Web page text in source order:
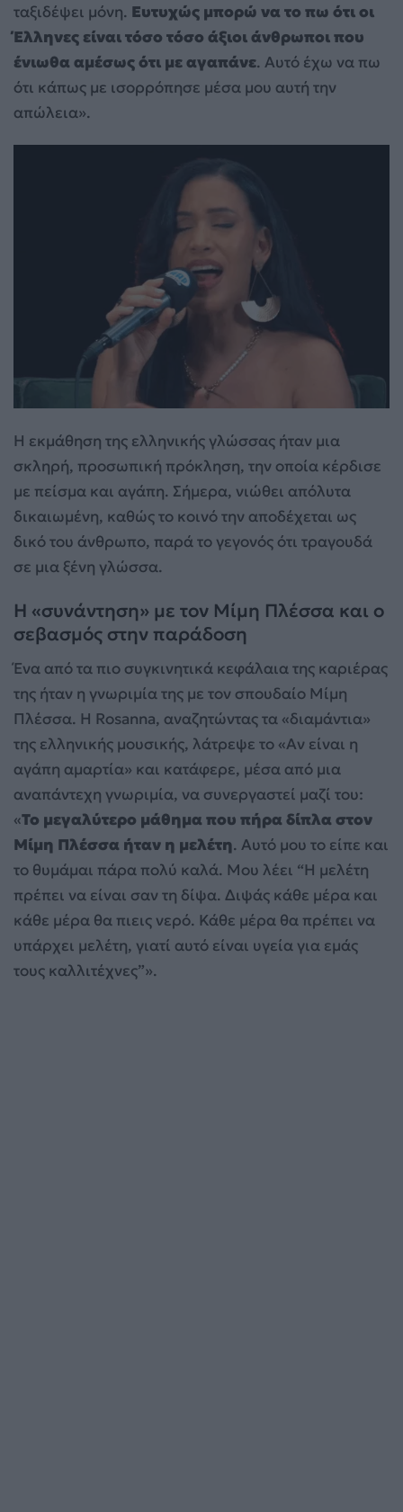
ταξιδέψει μόνη. Ευτυχώς μπορώ να το πω ότι οι
Έλληνες είναι τόσο τόσο άξιοι άνθρωποι που
ένιωθα αμέσως ότι με αγαπάνε. Αυτό έχω να πω
ότι κάπως με ισορρόπησε μέσα μου αυτή την
απώλεια».
Η εκμάθηση της ελληνικής γλώσσας ήταν μια
σκληρή, προσωπική πρόκληση, την οποία κέρδισε
με πείσμα και αγάπη. Σήμερα, νιώθει απόλυτα
δικαιωμένη, καθώς το κοινό την αποδέχεται ως
δικό του άνθρωπο, παρά το γεγονός ότι τραγουδά
σε μια ξένη γλώσσα.
Η «συνάντηση» με τον Μίμη Πλέσσα και ο
σεβασμός στην παράδοση
Ένα από τα πιο συγκινητικά κεφάλαια της καριέρας
της ήταν η γνωριμία της με τον σπουδαίο Μίμη
Πλέσσα. Η Rosanna, αναζητώντας τα «διαμάντια»
της ελληνικής μουσικής, λάτρεψε το «Αν είναι η
αγάπη αμαρτία» και κατάφερε, μέσα από μια
αναπάντεχη γνωριμία, να συνεργαστεί μαζί του:
«Το μεγαλύτερο μάθημα που πήρα δίπλα στον
Μίμη Πλέσσα ήταν η μελέτη. Αυτό μου το είπε και
το θυμάμαι πάρα πολύ καλά. Μου λέει “Η μελέτη
πρέπει να είναι σαν τη δίψα. Διψάς κάθε μέρα και
κάθε μέρα θα πιεις νερό. Κάθε μέρα θα πρέπει να
υπάρχει μελέτη, γιατί αυτό είναι υγεία για εμάς
τους καλλιτέχνες”».